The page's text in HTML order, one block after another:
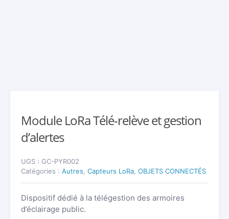
Module LoRa Télé-relève et gestion
d’alertes
Dispositif dédié à la télégestion des armoires
d’éclairage public.
UGS : GC-PYR002
Catégories : Autres Capteurs LoRa OBJETS CONNECTÉS